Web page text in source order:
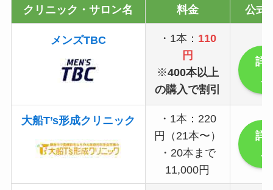
クリニック・サロン名 料金 公式
メンズTBC ・1本： 110
円
※400本以上
の購入で割引
詳
大船T’s形成クリニック
・1本：220
円（21本〜）
・20本まで
11,000円
詳